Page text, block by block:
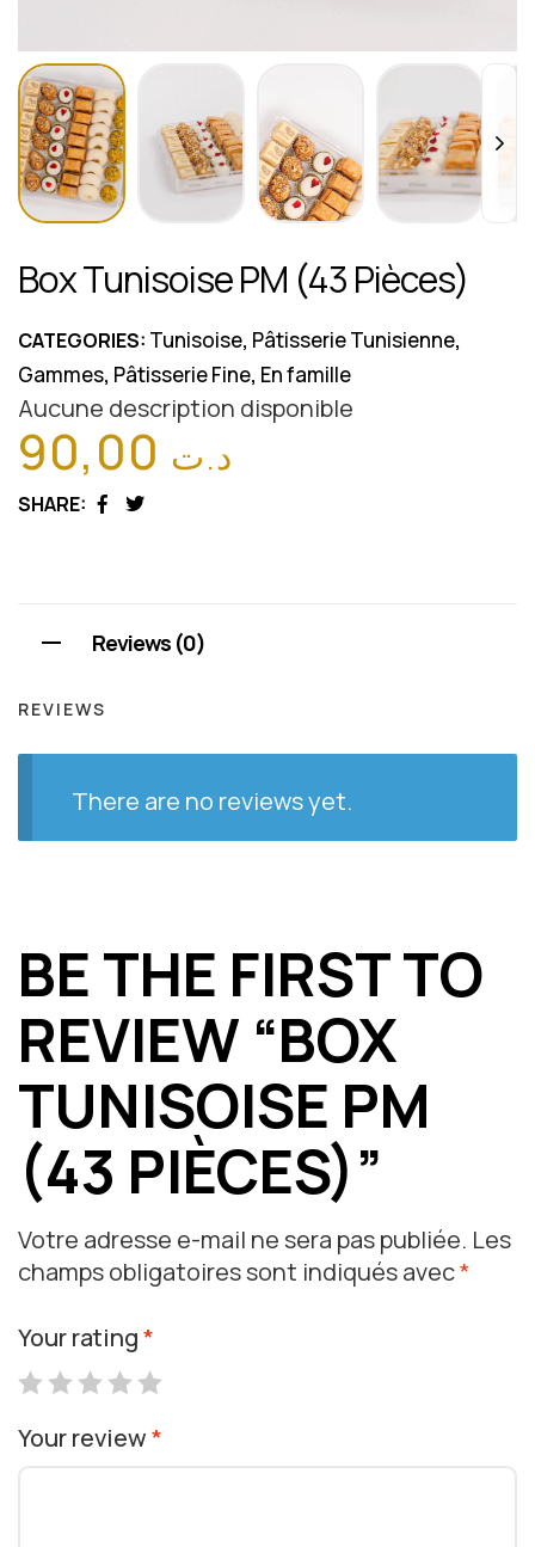
Box Tunisoise PM (43 Pièces)
CATEGORIES: Tunisoise, Pâtisserie Tunisienne,
Gammes, Pâtisserie Fine, En famille
Aucune description disponible
د.ت
SHARE:
Facebook
Twitter
Reviews (0)
REVIEWS
There are no reviews yet.
BE THE FIRST TO
REVIEW “BOX
TUNISOISE PM
(43 PIÈCES)”
Votre adresse e-mail ne sera pas publiée. Les
champs obligatoires sont indiqués avec*
Your rating*
Your review*